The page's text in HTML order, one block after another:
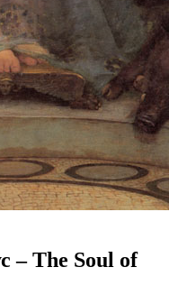
– The Soul of